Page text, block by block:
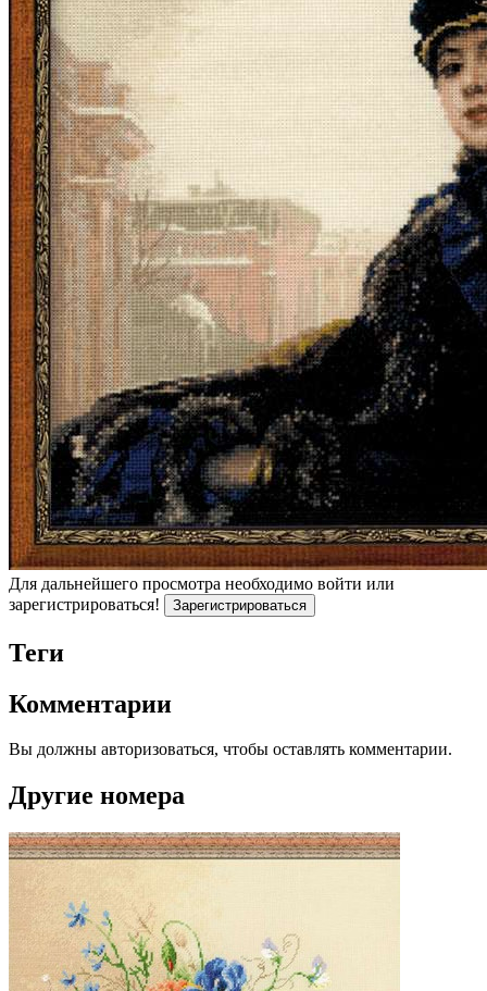
Для дальнейшего просмотра необходимо войти или
зарегистрироваться!
Зарегистрироваться
Теги
Комментарии
Вы должны авторизоваться, чтобы оставлять комментарии.
Другие номера